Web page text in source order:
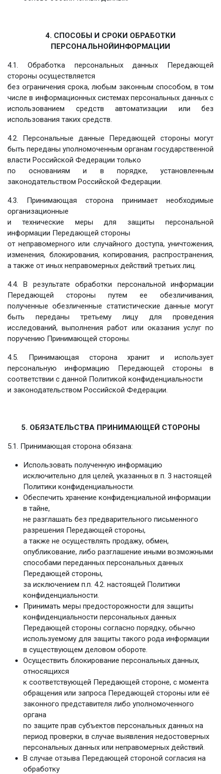
4. СПОСОБЫ И СРОКИ ОБРАБОТКИ
ПЕРСОНАЛЬНОЙИНФОРМАЦИИ
4.1. Обработка персональных данных Передающей
стороны осуществляется
без ограничения срока, любым законным способом, в том
числе в информационных системах персональных данных с
использованием средств автоматизации или без
использования таких средств.
4.2. Персональные данные Передающей стороны могут
быть переданы уполномоченным органам государственной
власти Российской Федерации только
по основаниям и в порядке, установленным
законодательством Российской Федерации.
4.3. Принимающая сторона принимает необходимые
организационные
и технические меры для защиты персональной
информации Передающей стороны
от неправомерного или случайного доступа, уничтожения,
изменения, блокирования, копирования, распространения,
а также от иных неправомерных действий третьих лиц.
4.4. В результате обработки персональной информации
Передающей стороны путем ее обезличивания,
полученные обезличенные статистические данные могут
быть переданы третьему лицу для проведения
исследований, выполнения работ или оказания услуг по
поручению Принимающей стороны.
4.5. Принимающая сторона хранит и использует
персональную информацию Передающей стороны в
соответствии с данной Политикой конфиденциальности
и законодательством Российской Федерации.
5. ОБЯЗАТЕЛЬСТВА ПРИНИМАЮЩЕЙ СТОРОНЫ
5.1. Принимающая сторона обязана:
Использовать полученную информацию
исключительно для целей, указанных в п. 3 настоящей
Политики конфиденциальности.
Обеспечить хранение конфиденциальной информации
в тайне,
не разглашать без предварительного письменного
разрешения Передающей стороны,
а также не осуществлять продажу, обмен,
опубликование, либо разглашение иными возможными
способами переданных персональных данных
Передающей стороны,
за исключением п.п. 4.2. настоящей Политики
конфиденциальности.
Принимать меры предосторожности для защиты
конфиденциальности персональных данных
Передающей стороны согласно порядку, обычно
используемому для защиты такого рода информации
в существующем деловом обороте.
Осуществить блокирование персональных данных,
относящихся
к соответствующей Передающей стороне, с момента
обращения или запроса Передающей стороны или её
законного представителя либо уполномоченного
органа
по защите прав субъектов персональных данных на
период проверки, в случае выявления недостоверных
персональных данных или неправомерных действий.
В случае отзыва Передающей стороной согласия на
обработку